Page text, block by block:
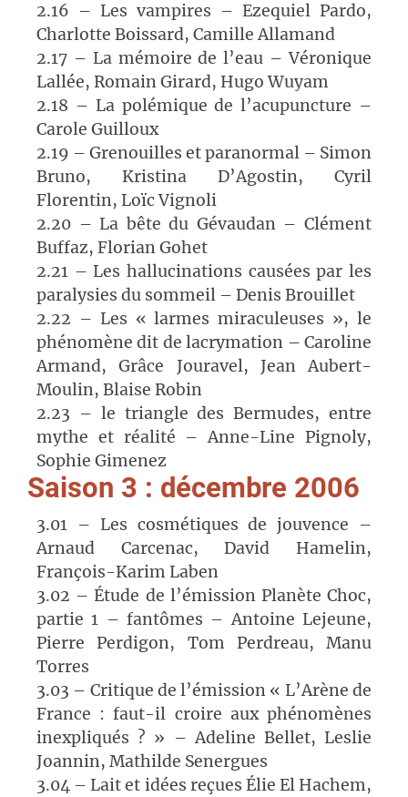
2.16 – Les vampires – Ezequiel Pardo,
Charlotte Boissard, Camille Allamand
2.17 – La mémoire de l’eau – Véronique
Lallée, Romain Girard, Hugo Wuyam
2.18 – La polémique de l’acupuncture –
Carole Guilloux
2.19 – Grenouilles et paranormal – Simon
Bruno, Kristina D’Agostin, Cyril
Florentin, Loïc Vignoli
2.20 – La bête du Gévaudan – Clément
Buffaz, Florian Gohet
2.21 – Les hallucinations causées par les
paralysies du sommeil – Denis Brouillet
2.22 – Les « larmes miraculeuses », le
phénomène dit de lacrymation – Caroline
Armand, Grâce Jouravel, Jean Aubert-
Moulin, Blaise Robin
2.23 – le triangle des Bermudes, entre
mythe et réalité – Anne-Line Pignoly,
Sophie Gimenez
Saison 3 : décembre 2006
3.01 – Les cosmétiques de jouvence –
Arnaud Carcenac, David Hamelin,
François-Karim Laben
3.02 – Étude de l’émission Planète Choc,
partie 1 – fantômes – Antoine Lejeune,
Pierre Perdigon, Tom Perdreau, Manu
Torres
3.03 – Critique de l’émission « L’Arène de
France : faut-il croire aux phénomènes
inexpliqués ? » – Adeline Bellet, Leslie
Joannin, Mathilde Senergues
3.04 – Lait et idées reçues Élie El Hachem,